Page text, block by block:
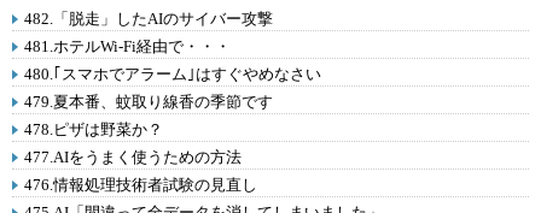
482.「脱走」したAIのサイバー攻撃
481.ホテルWi-Fi経由で・・・
480.｢スマホでアラーム｣はすぐやめなさい
479.夏本番、蚊取り線香の季節です
478.ピザは野菜か？
477.AIをうまく使うための方法
476.情報処理技術者試験の見直し